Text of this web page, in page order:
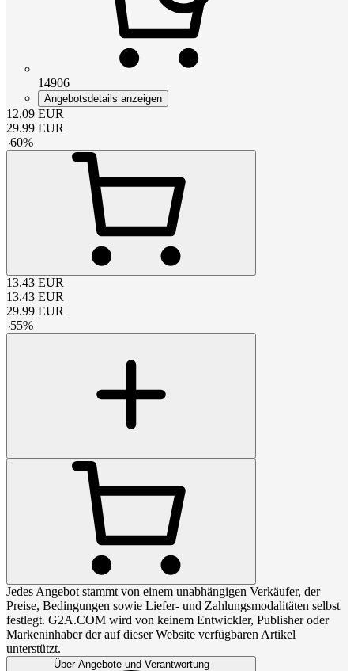
14906
Angebotsdetails anzeigen
12.09 EUR
29.99 EUR
-60%
13.43 EUR
13.43 EUR
29.99 EUR
-55%
Jedes Angebot stammt von einem unabhängigen Verkäufer, der
Preise, Bedingungen sowie Liefer- und Zahlungsmodalitäten selbst
festlegt. G2A.COM wird von keinem Entwickler, Publisher oder
Markeninhaber der auf dieser Website verfügbaren Artikel
unterstützt.
Über Angebote und Verantwortung